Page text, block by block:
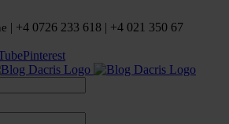
| +4 0726 233 618 | +4 021 350 67
Pinterest